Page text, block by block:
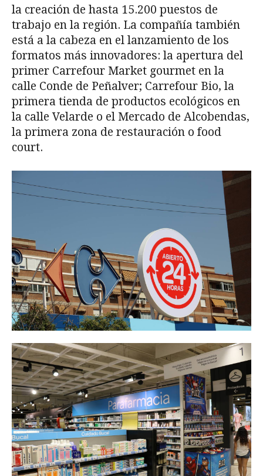
la creación de hasta 15.200 puestos de
trabajo en la región. La compañía también
está a la cabeza en el lanzamiento de los
formatos más innovadores: la apertura del
primer Carrefour Market gourmet en la
calle Conde de Peñalver; Carrefour Bio, la
primera tienda de productos ecológicos en
la calle Velarde o el Mercado de Alcobendas,
la primera zona de restauración o food
court.